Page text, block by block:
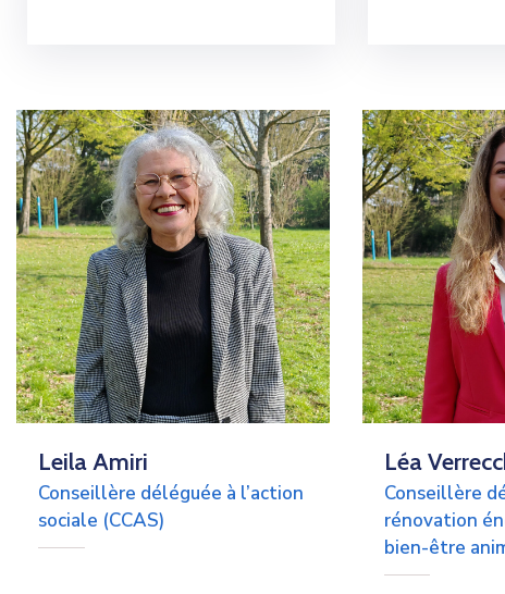
Leila Amiri
Conseillère déléguée à l’action
sociale (CCAS)
Léa
Conseillère
rénovation
bien-être